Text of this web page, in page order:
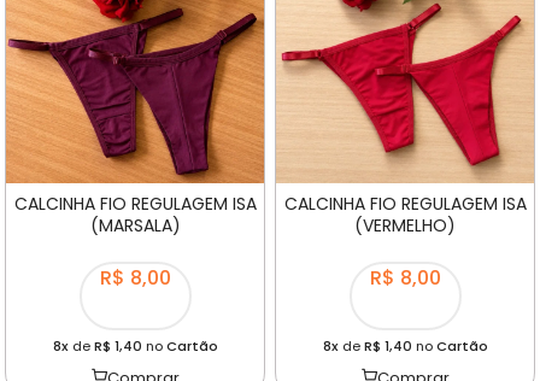
Comprar Comprar
CALCINHA FIO REGULAGEM ISA
(MARSALA)
CALCINHA FIO REGULAGEM ISA
(VERMELHO)